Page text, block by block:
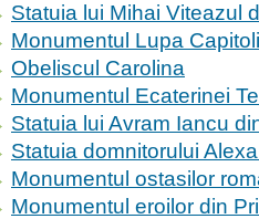
Statuia lui Mihai Viteazul
Monumentul Lupa
Obeliscul Carolina
Monumentul Ecaterinei
Statuia lui Avram Iancu
Statuia domnitorului
Monumentul ostasilor
Monumentul eroilor din